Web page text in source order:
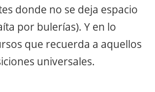
donde no se deja espacio
por bulerías). Y en lo
que recuerda a aquellos
universales.